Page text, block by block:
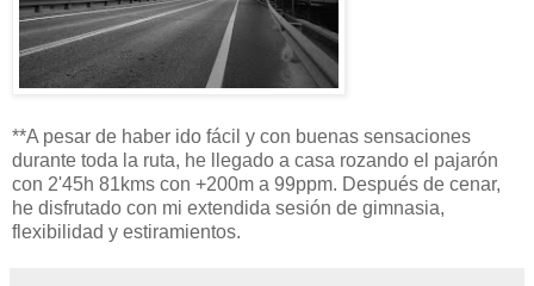
**A pesar de haber ido fácil y con buenas sensaciones
durante toda la ruta, he llegado a casa rozando el pajarón
con 2'45h 81kms con +200m a 99ppm. Después de cenar,
he disfrutado con mi extendida sesión de gimnasia,
flexibilidad y estiramientos.